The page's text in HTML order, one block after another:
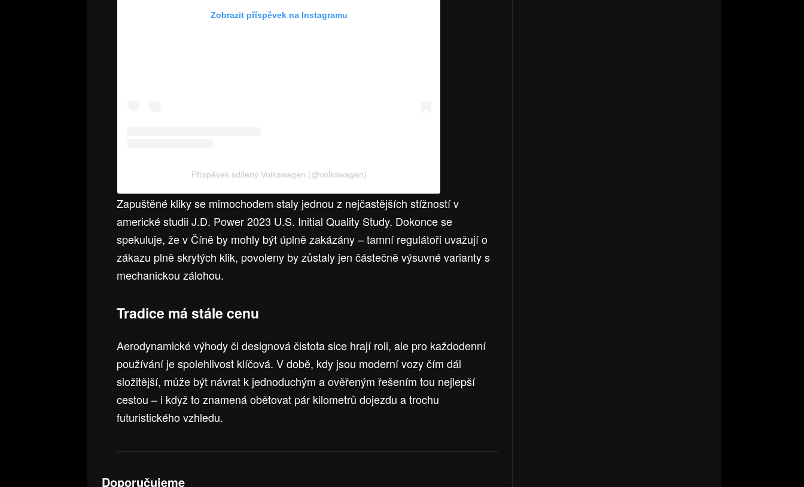
Zobrazit příspěvek na Instagramu
Příspěvek sdílený Volkswagen (@volkswagen)
Zapuštěné kliky se mimochodem staly jednou z nejčastějších stížností v
americké studii J.D. Power 2023 U.S. Initial Quality Study. Dokonce se
spekuluje, že v Číně by mohly být úplně zakázány – tamní regulátoři uvažují o
zákazu plně skrytých klik, povoleny by zůstaly jen částečně výsuvné varianty s
mechanickou zálohou.
Tradice má stále cenu
Aerodynamické výhody či designová čistota sice hrají roli, ale pro každodenní
používání je spolehlivost klíčová. V době, kdy jsou moderní vozy čím dál
složitější, může být návrat k jednoduchým a ověřeným řešením tou nejlepší
cestou – i když to znamená obětovat pár kilometrů dojezdu a trochu
futuristického vzhledu.
Doporučujeme